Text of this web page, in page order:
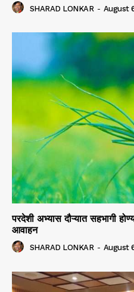
SHARAD LONKAR - August
परदेशी अभ्यास दौऱ्यात सहभागी
आवाहन
SHARAD LONKAR - August